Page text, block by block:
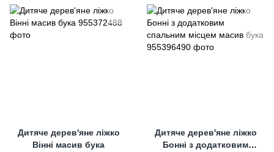
Дитяче дерев'яне ліжко
Вінні масив бука
Дитяче дерев'яне ліжко
Бонні з додатковим